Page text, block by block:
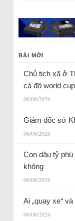
BÀI MỚI
Chủ tịch xã ở
cá độ world cup
06/08/2026
Giám đốc sở
06/08/2026
Con dâu tỷ
không
06/08/2026
Ai „quay xe“
06/08/2026